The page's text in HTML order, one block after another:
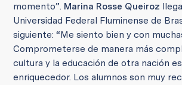
momento”. Marina Rosse Queiroz
Universidad Federal Fluminense de
siguiente: “Me siento bien y con
Comprometerse de manera más
cultura y la educación de otra nación
enriquecedor. Los alumnos son muy